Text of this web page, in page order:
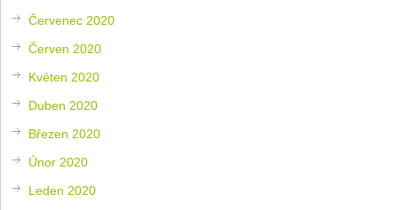
Červenec 2020
Červen 2020
Květen 2020
Duben 2020
Březen 2020
Únor 2020
Leden 2020